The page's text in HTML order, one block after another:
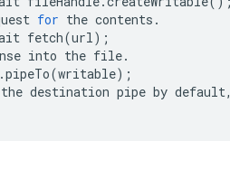
for the contents .
fetch(url);
into the file.
.pipeTo(writable);
the destination pipe by default